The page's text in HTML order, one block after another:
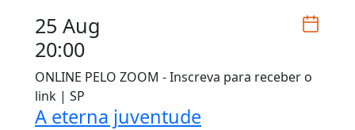
25 Aug
20:00
ONLINE PELO ZOOM - Inscreva para receber o
link | SP
A eterna juventude